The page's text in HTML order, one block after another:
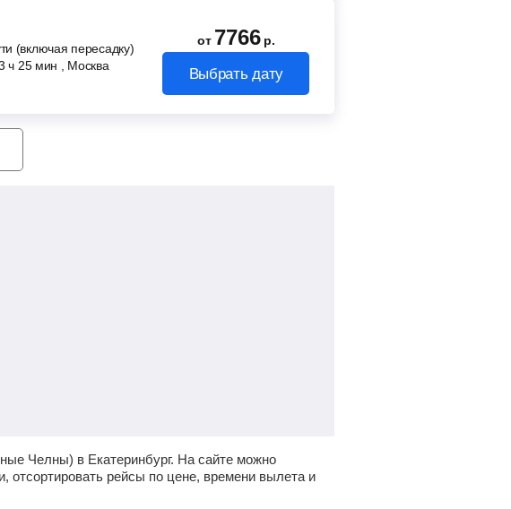
(включая пересадку)
ч 25 мин , Москва
от 7766 р.
Выбрать дату
Челны) в Екатеринбург. На сайте можно
отсортировать рейсы по цене, времени вылета и